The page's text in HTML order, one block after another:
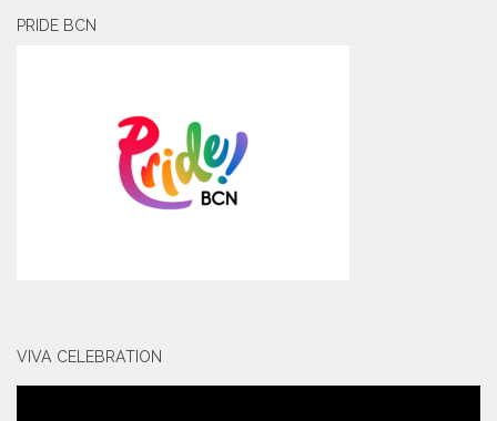
PRIDE BCN
VIVA CELEBRATION